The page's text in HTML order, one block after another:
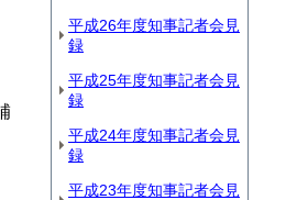
平成26年度知事記者会見
録
平成25年度知事記者会見
録
平成24年度知事記者会見
録
平成23年度知事記者会見